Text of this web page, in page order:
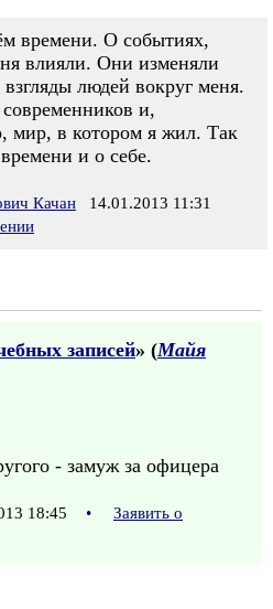
времени. О событиях,
влияли. Они изменяли
людей вокруг меня.
и,
мир, в котором я жил. Так
и о себе.
Качан 14.01.2013 11:31
записей» (Майя
- замуж за офицера
18:45 •
Заявить о